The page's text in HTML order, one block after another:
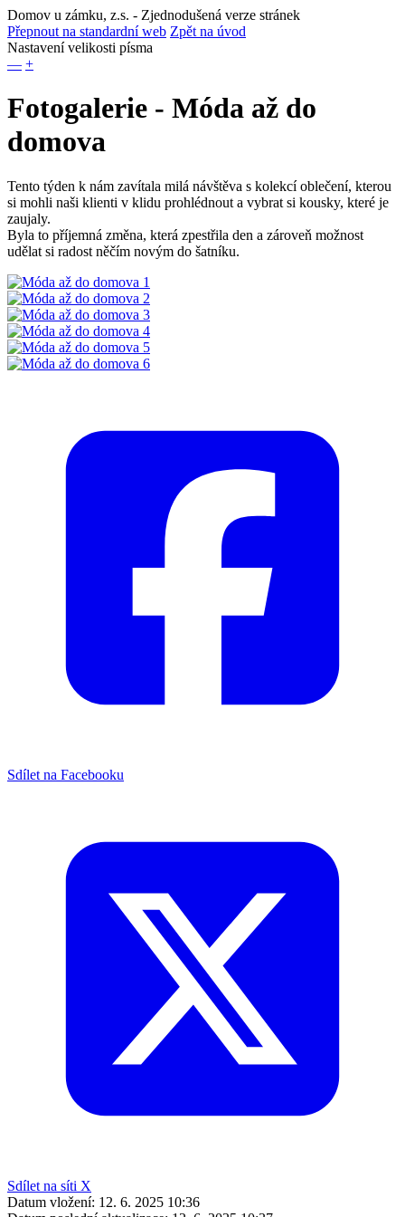
Domov u zámku, z.s. - Zjednodušená verze stránek
Přepnout na standardní web Zpět na úvod
Nastavení velikosti písma
— +
Fotogalerie - Móda až do
domova
Tento týden k nám zavítala milá návštěva s kolekcí oblečení, kterou
si mohli naši klienti v klidu prohlédnout a vybrat si kousky, které je
zaujaly.
Byla to příjemná změna, která zpestřila den a zároveň možnost
udělat si radost něčím novým do šatníku.
Sdílet na Facebooku
Sdílet na síti X
Datum vložení: 12. 6. 2025 10:36